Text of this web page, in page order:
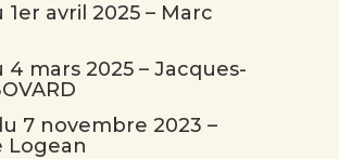
1er avril 2025 – Marc
4 mars 2025 – Jacques-
7 novembre 2023 –
Logean